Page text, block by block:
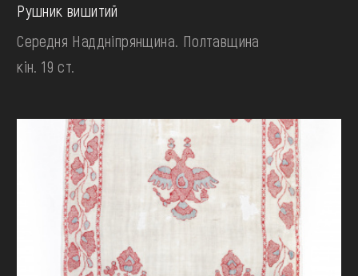
Рушник вишитий
Середня Наддніпрянщина. Полтавщина
кін. 19 ст.